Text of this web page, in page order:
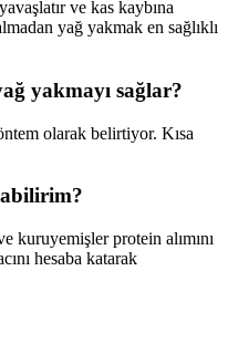
ve kas kaybına
yağ yakmak en sağlıklı
yakmayı sağlar?
olarak belirtiyor. Kısa
kuruyemişler protein alımını
hesaba katarak